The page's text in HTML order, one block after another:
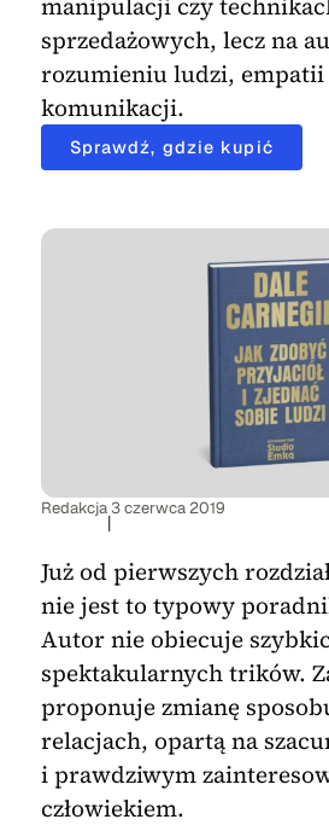
manipulacji czy
sprzedażowych, lecz na
rozumieniu ludzi, empatii
komunikacji.
Sprawdź, gdzie kupić
Redakcja
|
3 czerwca 2019
Już od pierwszych
nie jest to typowy
Autor nie obiecuje
spektakularnych trików.
proponuje zmianę
relacjach, opartą na
i prawdziwym
człowiekiem.